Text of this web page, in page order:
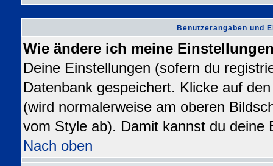
Benutzerangaben und
Wie ändere ich meine
Deine Einstellungen (sofern du
Datenbank gespeichert. Klicke auf
(wird normalerweise am oberen
vom Style ab). Damit kannst du deine
Nach oben